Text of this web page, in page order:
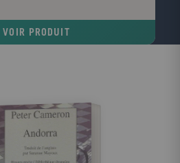
jusqu'à la crise financière
de 700 entrées sur les concepts,
VOIR PRODUIT